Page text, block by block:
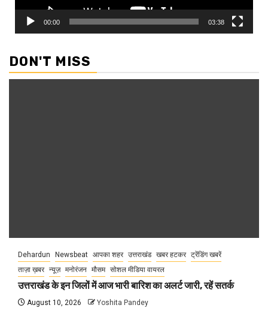
00:00 03:38
DON'T MISS
Dehardun Newsbeat आपका शहर उत्तराखंड खबर हटकर ट्रेंडिंग खबरें
ताज़ा ख़बर न्यूज़ मनोरंजन मौसम सोशल मीडिया वायरल
उत्तराखंड के इन जिलों में आज भारी बारिश का अलर्ट जारी, रहें सतर्क
August 10, 2026 Yoshita Pandey